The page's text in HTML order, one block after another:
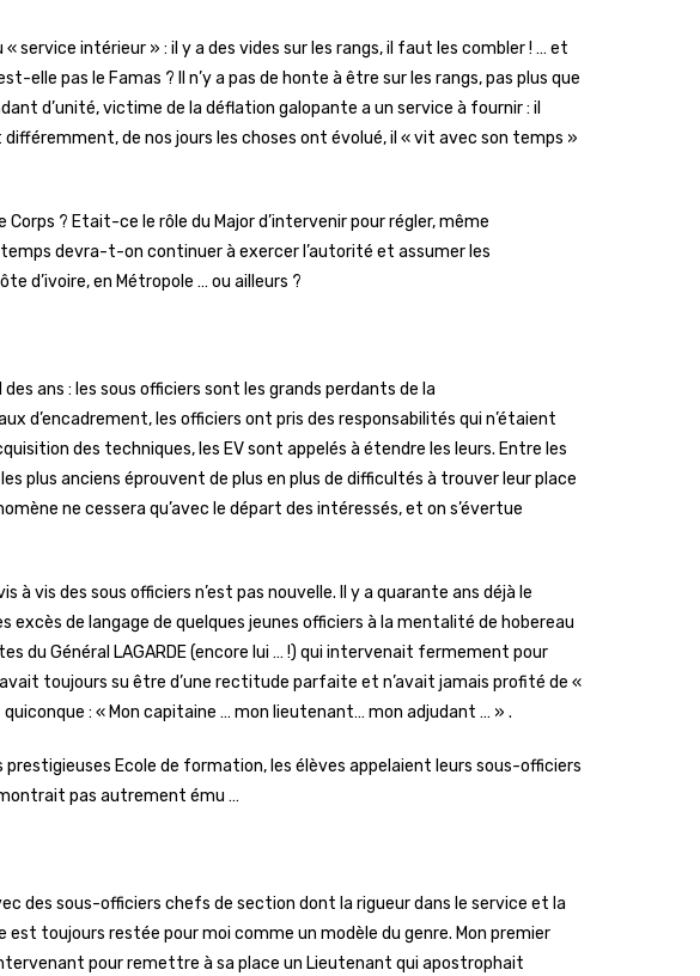
service intérieur » : il y a des vides sur les rangs, il faut les combler ! … et
elle pas le Famas ? Il n’y a pas de honte à être sur les rangs, pas plus que
d’unité, victime de la déflation galopante a un service à fournir : il
de nos jours les choses ont évolué, il « vit avec son temps »
? Etait-ce le rôle du Major d’intervenir pour régler, même
devra-t-on continuer à exercer l’autorité et assumer les
d’ivoire, en Métropole … ou ailleurs ?
ans : les sous officiers sont les grands perdants de la
d’encadrement, les officiers ont pris des responsabilités qui n’étaient
des techniques, les EV sont appelés à étendre les leurs. Entre les
plus anciens éprouvent de plus en plus de difficultés à trouver leur place
ne cessera qu’avec le départ des intéressés, et on s’évertue
vis des sous officiers n’est pas nouvelle. Il y a quarante ans déjà le
de langage de quelques jeunes officiers à la mentalité de hobereau
du Général LAGARDE (encore lui … !) qui intervenait fermement pour
toujours su être d’une rectitude parfaite et n’avait jamais profité de «
: « Mon capitaine … mon lieutenant… mon adjudant … » .
prestigieuses Ecole de formation, les élèves appelaient leurs sous-officiers
pas autrement ému …
des sous-officiers chefs de section dont la rigueur dans le service et la
toujours restée pour moi comme un modèle du genre. Mon premier
pour remettre à sa place un Lieutenant qui apostrophait